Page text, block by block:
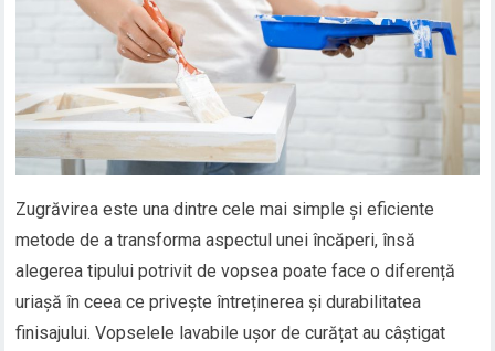
Zugrăvirea este una dintre cele mai simple și eficiente
metode de a transforma aspectul unei încăperi, însă
alegerea tipului potrivit de vopsea poate face o diferență
uriașă în ceea ce privește întreținerea și durabilitatea
finisajului. Vopselele lavabile ușor de curățat au câștigat